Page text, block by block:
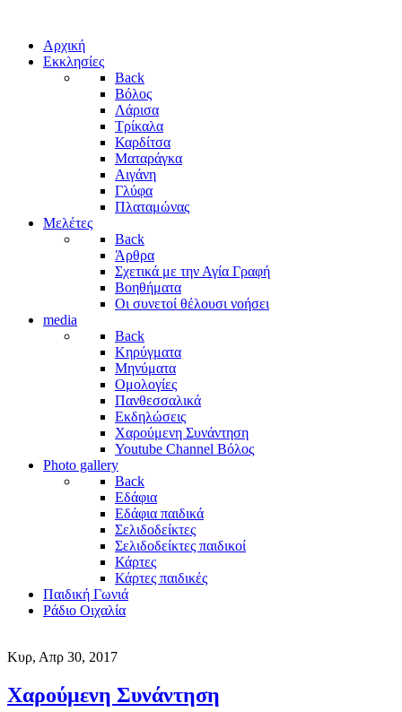
Αρχική
Εκκλησίες
Back
Βόλος
Λάρισα
Τρίκαλα
Καρδίτσα
Ματαράγκα
Αιγάνη
Γλύφα
Πλαταμώνας
Μελέτες
Back
Άρθρα
Σχετικά με την Αγία Γραφή
Βοηθήματα
Οι συνετοί θέλουσι νοήσει
media
Back
Κηρύγματα
Μηνύματα
Ομολογίες
Πανθεσσαλικά
Εκδηλώσεις
Χαρούμενη Συνάντηση
Youtube Channel Βόλος
Photo gallery
Back
Εδάφια
Εδάφια παιδικά
Σελιδοδείκτες
Σελιδοδείκτες παιδικοί
Κάρτες
Κάρτες παιδικές
Παιδική Γωνιά
Ράδιο Οιχαλία
Κυρ, Απρ 30, 2017
Χαρούμενη Συνάντηση